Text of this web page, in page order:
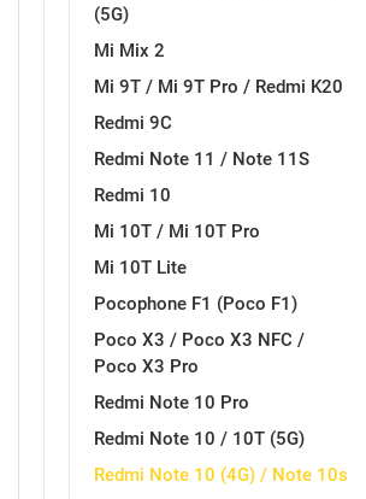
(5G)
Mi Mix 2
Mi 9T / Mi 9T Pro / Redmi K20
Redmi 9C
Redmi Note 11 / Note 11S
Redmi 10
Mi 10T / Mi 10T Pro
Mi 10T Lite
Pocophone F1 (Poco F1)
Poco X3 / Poco X3 NFC /
Poco X3 Pro
Redmi Note 10 Pro
Redmi Note 10 / 10T (5G)
Redmi Note 10 (4G) / Note 10s
MarbleMania
Obiteljski motivi